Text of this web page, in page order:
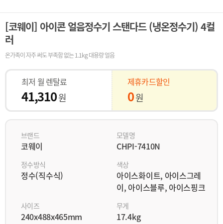
[코웨이] 아이콘 얼음정수기 스탠다드 (냉온정수기) 4컬
러
온가족이 자주 써도 부족함 없는 1.1kg 대용량 얼음
최저 월 렌탈료
41,310원
제휴카드할인
0원
브랜드
코웨이
모델명
CHPI-7410N
정수방식
정수(직수식)
색상
아이스화이트, 아이스그레
이, 아이스블루, 아이스핑크
사이즈
240x488x465mm
무게
17.4kg